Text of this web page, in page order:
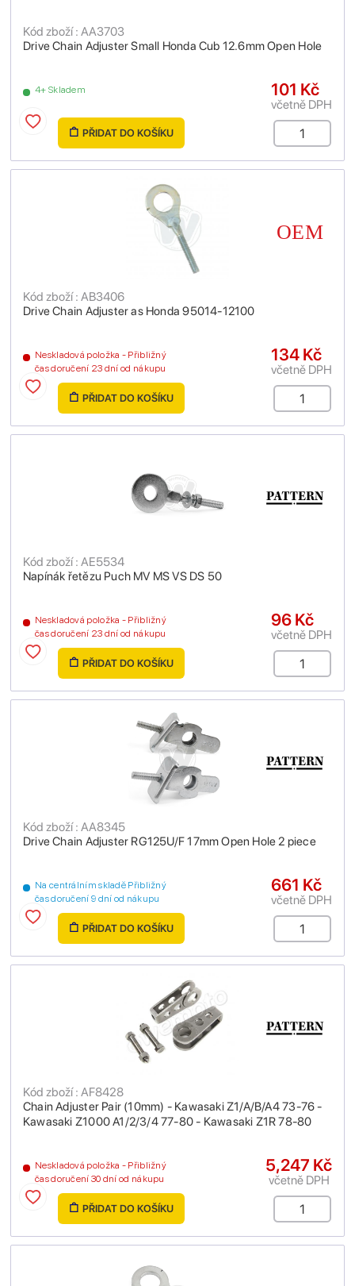
Drive Chain Adjuster Small Honda Cub 12.6mm Open Hole
Kód zboží : AA3703
4+ Skladem 101 Kč
včetně DPH
PŘIDAT DO KOŠÍKU
Drive Chain Adjuster as Honda 95014-12100
Kód zboží : AB3406
Neskladová položka - Přibližný
čas doručení 23 dní od nákupu
134 Kč
včetně DPH
PŘIDAT DO KOŠÍKU
Napínák řetězu Puch MV MS VS DS 50
Kód zboží : AE5534
Neskladová položka - Přibližný
čas doručení 23 dní od nákupu
96 Kč
včetně DPH
PŘIDAT DO KOŠÍKU
Drive Chain Adjuster RG125U/F 17mm Open Hole 2 piece
Kód zboží : AA8345
Na centrálním skladě Přibližný
čas doručení 9 dní od nákupu
661 Kč
včetně DPH
PŘIDAT DO KOŠÍKU
Chain Adjuster Pair (10mm) - Kawasaki Z1/A/B/A4 73-76 -
Kawasaki Z1000 A1/2/3/4 77-80 - Kawasaki Z1R 78-80
Kód zboží : AF8428
Neskladová položka - Přibližný
čas doručení 30 dní od nákupu
5,247 Kč
včetně DPH
PŘIDAT DO KOŠÍKU